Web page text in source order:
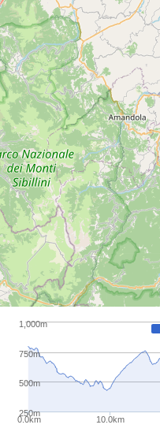
0.0km 10.0km
250m
500m
750m
1,000m